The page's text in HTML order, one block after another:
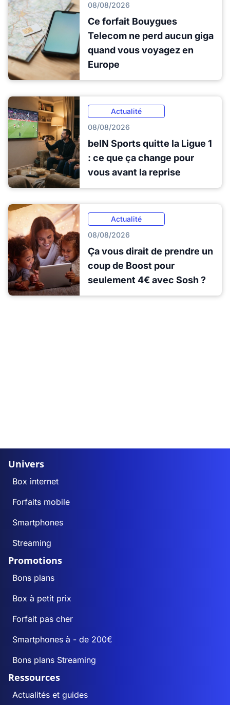
08/08/2026
Ce forfait Bouygues
Telecom ne perd aucun giga
quand vous voyagez en
Europe
Actualité
08/08/2026
beIN Sports quitte la Ligue 1
: ce que ça change pour
vous avant la reprise
Actualité
08/08/2026
Ça vous dirait de prendre un
coup de Boost pour
seulement 4€ avec Sosh ?
Univers
Box internet
Forfaits mobile
Smartphones
Streaming
Promotions
Bons plans
Box à petit prix
Forfait pas cher
Smartphones à - de 200€
Bons plans Streaming
Ressources
Actualités et guides